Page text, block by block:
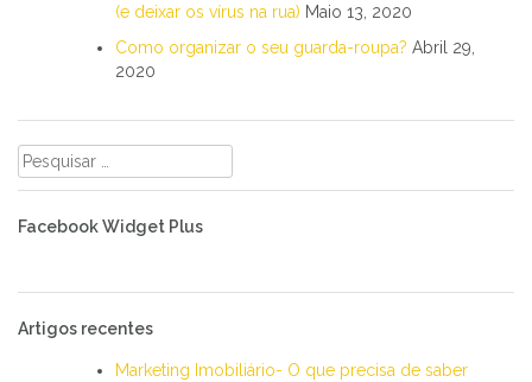
(e deixar os vírus na rua) Maio 13, 2020
Como organizar o seu guarda-roupa? Abril 29,
2020
Pesquisar
por:
Facebook Widget Plus
Artigos recentes
Marketing Imobiliário- O que precisa de saber